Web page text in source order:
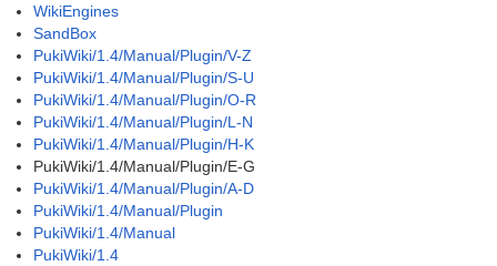
WikiEngines
SandBox
PukiWiki/1.4/Manual/Plugin/V-Z
PukiWiki/1.4/Manual/Plugin/S-U
PukiWiki/1.4/Manual/Plugin/O-R
PukiWiki/1.4/Manual/Plugin/L-N
PukiWiki/1.4/Manual/Plugin/H-K
PukiWiki/1.4/Manual/Plugin/E-G
PukiWiki/1.4/Manual/Plugin/A-D
PukiWiki/1.4/Manual/Plugin
PukiWiki/1.4/Manual
PukiWiki/1.4